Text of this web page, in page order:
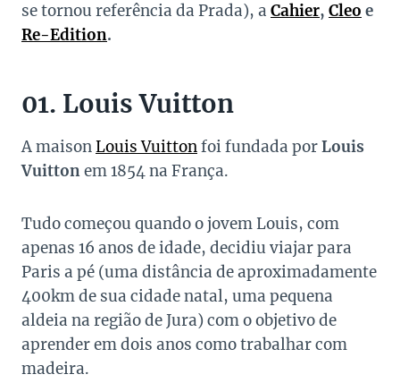
se tornou referência da Prada), a Cahier, Cleo e
Re-Edition.
01. Louis Vuitton
A maisonLouis Vuittonfoi fundada porLouis
Vuittonem 1854 na França.
Tudo começou quando o jovem Louis, com
apenas 16 anos de idade, decidiu viajar para
Paris a pé (uma distância de aproximadamente
400km de sua cidade natal, uma pequena
aldeia na região de Jura) com o objetivo de
aprender em dois anos como trabalhar com
madeira.